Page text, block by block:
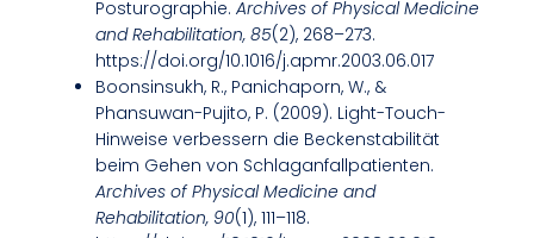
Posturographie. Archives of Physical Medicine
and Rehabilitation, 85(2), 268–273.
https://doi.org/10.1016/j.apmr.2003.06.017
Boonsinsukh, R., Panichaporn, W., &
Phansuwan-Pujito, P. (2009). Light-Touch-
Hinweise verbessern die Beckenstabilität
beim Gehen von Schlaganfallpatienten.
Archives of Physical Medicine and
Rehabilitation, 90(1), 111–118.